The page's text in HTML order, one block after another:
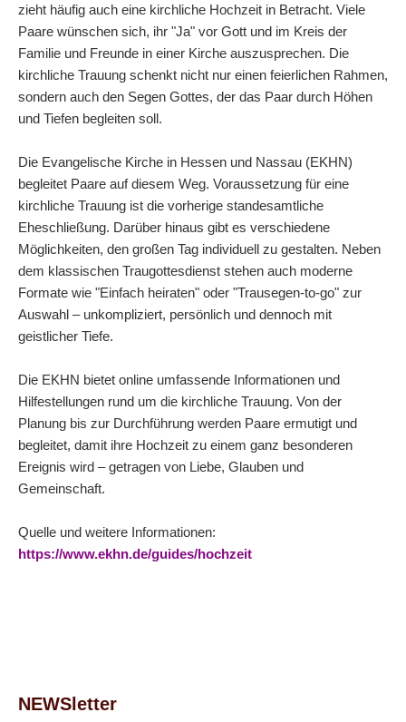
zieht häufig auch eine kirchliche Hochzeit in Betracht. Viele
Paare wünschen sich, ihr "Ja" vor Gott und im Kreis der
Familie und Freunde in einer Kirche auszusprechen. Die
kirchliche Trauung schenkt nicht nur einen feierlichen Rahmen,
sondern auch den Segen Gottes, der das Paar durch Höhen
und Tiefen begleiten soll.
Die Evangelische Kirche in Hessen und Nassau (EKHN)
begleitet Paare auf diesem Weg. Voraussetzung für eine
kirchliche Trauung ist die vorherige standesamtliche
Eheschließung. Darüber hinaus gibt es verschiedene
Möglichkeiten, den großen Tag individuell zu gestalten. Neben
dem klassischen Traugottesdienst stehen auch moderne
Formate wie "Einfach heiraten" oder "Trausegen-to-go" zur
Auswahl – unkompliziert, persönlich und dennoch mit
geistlicher Tiefe.
Die EKHN bietet online umfassende Informationen und
Hilfestellungen rund um die kirchliche Trauung. Von der
Planung bis zur Durchführung werden Paare ermutigt und
begleitet, damit ihre Hochzeit zu einem ganz besonderen
Ereignis wird – getragen von Liebe, Glauben und
Gemeinschaft.
Quelle und weitere Informationen:
https://www.ekhn.de/guides/hochzeit
NEWSletter